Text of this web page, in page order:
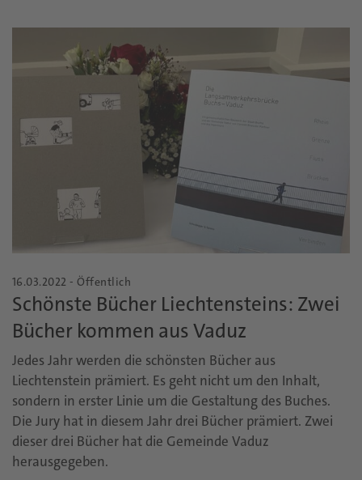
16.03.2022 - Öffentlich
Schönste Bücher Liechtensteins: Zwei
Bücher kommen aus Vaduz
Jedes Jahr werden die schönsten Bücher aus
Liechtenstein prämiert. Es geht nicht um den Inhalt,
sondern in erster Linie um die Gestaltung des Buches.
Die Jury hat in diesem Jahr drei Bücher prämiert. Zwei
dieser drei Bücher hat die Gemeinde Vaduz
herausgegeben.